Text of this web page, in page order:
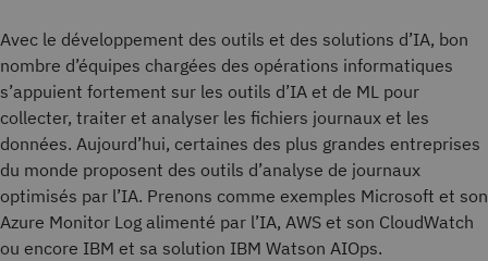
Avec le développement des outils et des solutions d’IA, bon
nombre d’équipes chargées des opérations informatiques
s’appuient fortement sur les outils d’IA et de ML pour
collecter, traiter et analyser les fichiers journaux et les
données. Aujourd’hui, certaines des plus grandes entreprises
du monde proposent des outils d’analyse de journaux
optimisés par l’IA. Prenons comme exemples Microsoft et son
Azure Monitor Log alimenté par l’IA, AWS et son CloudWatch
ou encore IBM et sa solution IBM Watson AIOps.